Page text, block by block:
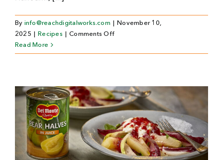
By info@reachdigitalworks.com
November 10,
2025
Recipes Comments Offon
boulettes
poulet
et
à
l’ananas
HoneyGlow
Read More